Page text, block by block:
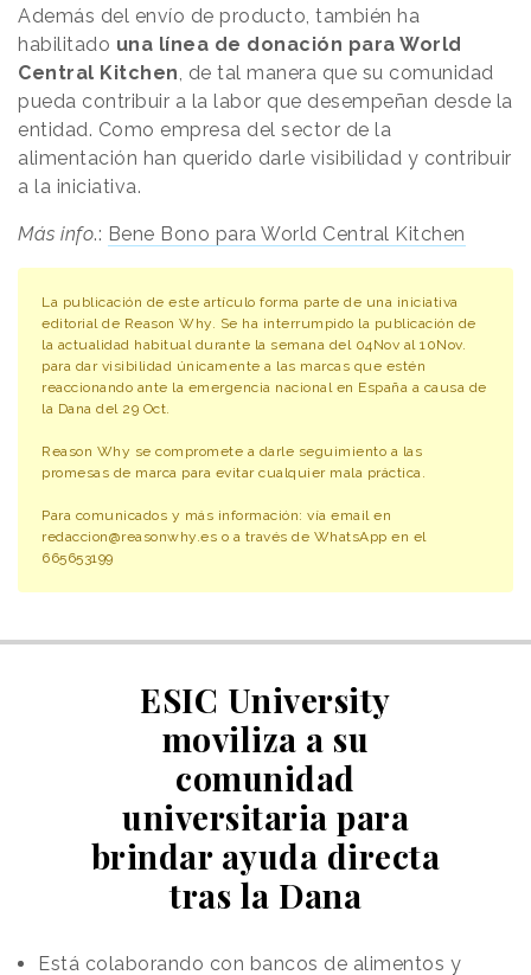
Además del envío de producto, también ha
habilitado una línea de donación para World
Central Kitchen , de tal manera que su comunidad
pueda contribuir a la labor que desempeñan desde la
entidad. Como empresa del sector de la
alimentación han querido darle visibilidad y contribuir
a la iniciativa.
Más info.: Bene Bono para World Central Kitchen
La publicación de este artículo forma parte de una iniciativa
editorial de Reason Why. Se ha interrumpido la publicación de
la actualidad habitual durante la semana del 04Nov al 10Nov.
para dar visibilidad únicamente a las marcas que estén
reaccionando ante la emergencia nacional en España a causa de
la Dana del 29 Oct.
Reason Why se compromete a darle seguimiento a las
promesas de marca para evitar cualquier mala práctica.
Para comunicados y más información: vía email en
redaccion@reasonwhy.es o a través de WhatsApp en el
665653199
ESIC University
moviliza a su
comunidad
universitaria para
brindar ayuda directa
tras la Dana
Está colaborando con bancos de alimentos y